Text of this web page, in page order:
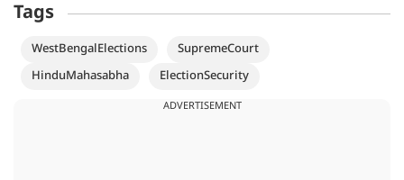
Tags
WestBengalElections
SupremeCourt
HinduMahasabha
ElectionSecurity
ADVERTISEMENT